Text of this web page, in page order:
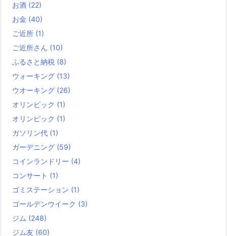
お酒 (22)
お金 (40)
ご近所 (1)
ご近所さん (10)
ふるさと納税 (8)
ウォーキング (13)
ウオーキング (26)
オリンピック (1)
オリンピック (1)
ガソリン代 (1)
ガーデニング (59)
コインランドリー (4)
コンサート (1)
ゴミステーション (1)
ゴールデンウイーク (3)
ジム (248)
ジム友 (60)